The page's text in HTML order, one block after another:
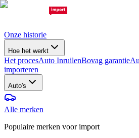
Onze historie
Hoe het werkt
Het procesAuto InruilenBovag garantie
importeren
Auto's
Alle merken
Populaire merken voor import